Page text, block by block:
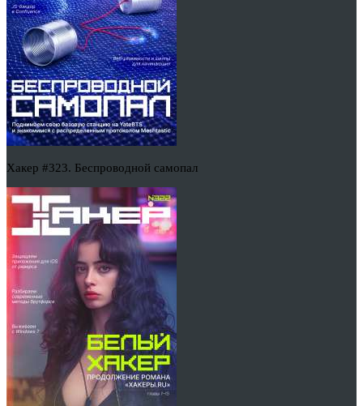
Хакер #323. Беспроводной самопал